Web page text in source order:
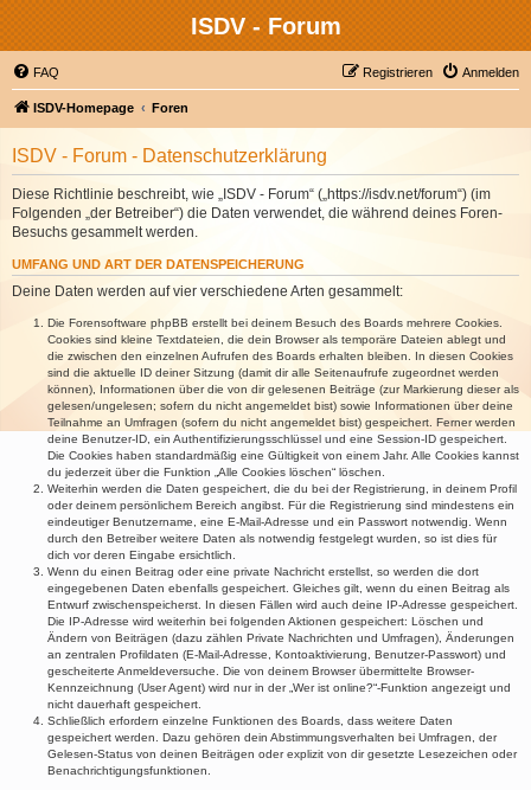
ISDV - Forum
FAQ Anmelden
Registrieren
ISDV-Homepage Foren
ISDV - Forum - Datenschutzerklärung
Diese Richtlinie beschreibt, wie „ISDV - Forum“ („https://isdv.net/forum“) (im
Folgenden „der Betreiber“) die Daten verwendet, die während deines Foren-
Besuchs gesammelt werden.
UMFANG UND ART DER DATENSPEICHERUNG
Deine Daten werden auf vier verschiedene Arten gesammelt:
Die Forensoftware phpBB erstellt bei deinem Besuch des Boards mehrere Cookies.
Cookies sind kleine Textdateien, die dein Browser als temporäre Dateien ablegt und
die zwischen den einzelnen Aufrufen des Boards erhalten bleiben. In diesen Cookies
sind die aktuelle ID deiner Sitzung (damit dir alle Seitenaufrufe zugeordnet werden
können), Informationen über die von dir gelesenen Beiträge (zur Markierung dieser als
gelesen/ungelesen; sofern du nicht angemeldet bist) sowie Informationen über deine
Teilnahme an Umfragen (sofern du nicht angemeldet bist) gespeichert. Ferner werden
deine Benutzer-ID, ein Authentifizierungsschlüssel und eine Session-ID gespeichert.
Die Cookies haben standardmäßig eine Gültigkeit von einem Jahr. Alle Cookies kannst
du jederzeit über die Funktion „Alle Cookies löschen“ löschen.
Weiterhin werden die Daten gespeichert, die du bei der Registrierung, in deinem Profil
oder deinem persönlichem Bereich angibst. Für die Registrierung sind mindestens ein
eindeutiger Benutzername, eine E-Mail-Adresse und ein Passwort notwendig. Wenn
durch den Betreiber weitere Daten als notwendig festgelegt wurden, so ist dies für
dich vor deren Eingabe ersichtlich.
Wenn du einen Beitrag oder eine private Nachricht erstellst, so werden die dort
eingegebenen Daten ebenfalls gespeichert. Gleiches gilt, wenn du einen Beitrag als
Entwurf zwischenspeicherst. In diesen Fällen wird auch deine IP-Adresse gespeichert.
Die IP-Adresse wird weiterhin bei folgenden Aktionen gespeichert: Löschen und
Ändern von Beiträgen (dazu zählen Private Nachrichten und Umfragen), Änderungen
an zentralen Profildaten (E-Mail-Adresse, Kontoaktivierung, Benutzer-Passwort) und
gescheiterte Anmeldeversuche. Die von deinem Browser übermittelte Browser-
Kennzeichnung (User Agent) wird nur in der „Wer ist online?“-Funktion angezeigt und
nicht dauerhaft gespeichert.
Schließlich erfordern einzelne Funktionen des Boards, dass weitere Daten
gespeichert werden. Dazu gehören dein Abstimmungsverhalten bei Umfragen, der
Gelesen-Status von deinen Beiträgen oder explizit von dir gesetzte Lesezeichen oder
Benachrichtigungsfunktionen.